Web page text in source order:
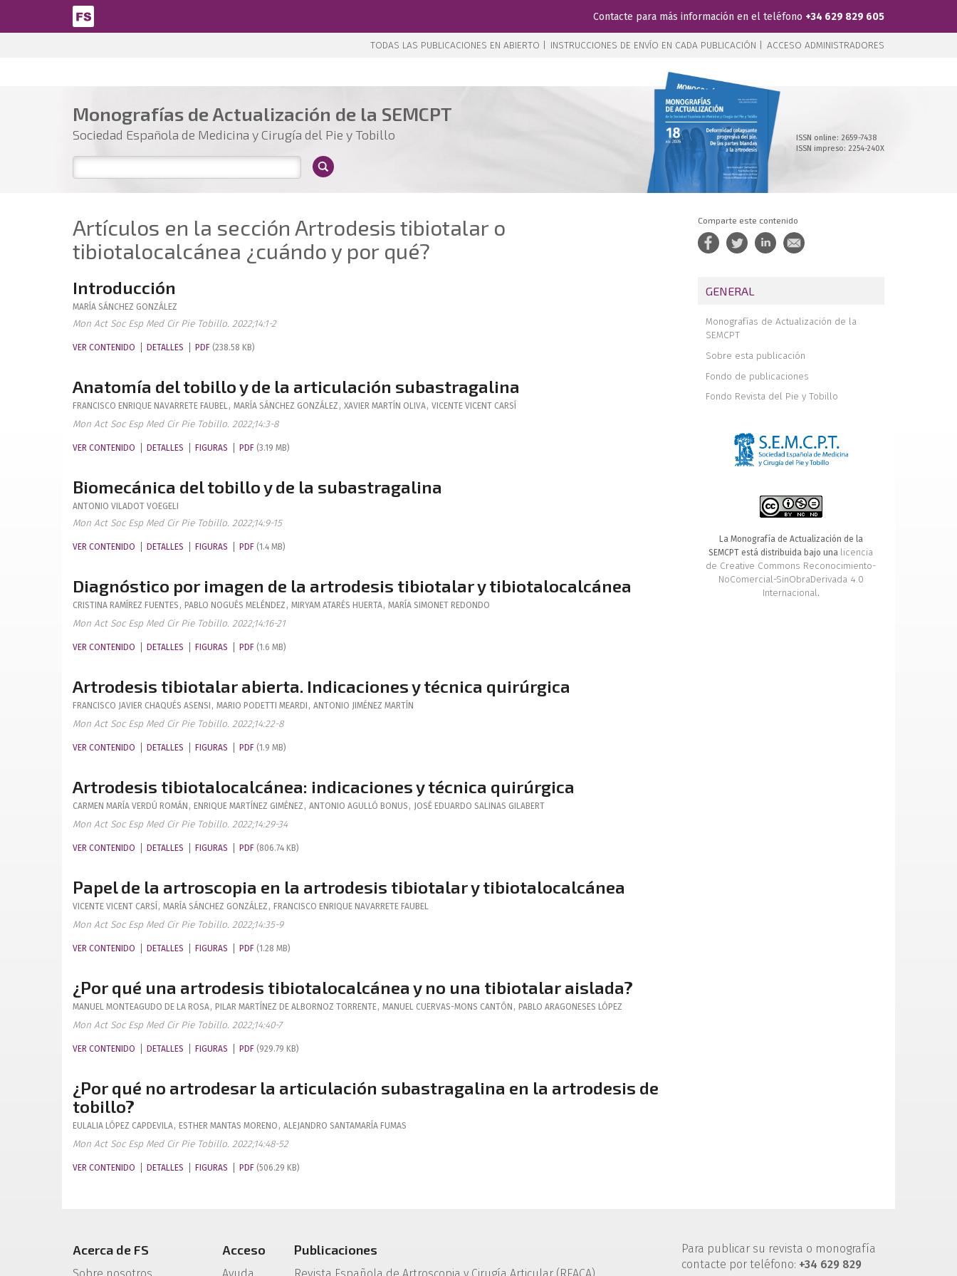
Pasar al contenido principal
Contacte para más información en el teléfono +34 629 829 605
TODAS LAS PUBLICACIONES EN ABIERTO | INSTRUCCIONES DE ENVÍO EN CADA PUBLICACIÓN | ACCESO ADMINISTRADORES
Monografías de Actualización de la SEMCPT
Sociedad Española de Medicina y Cirugía del Pie y Tobillo
ISSN online: 2659-7438
ISSN impreso: 2254-240X
Artículos en la sección Artrodesis tibiotalar o
tibiotalocalcánea ¿cuándo y por qué?
Introducción
MARÍA SÁNCHEZ GONZÁLEZ
Mon Act Soc Esp Med Cir Pie Tobillo. 2022;14:1-2
VER CONTENIDO DETALLES PDF (238.58 KB)
Anatomía del tobillo y de la articulación subastragalina
FRANCISCO ENRIQUE NAVARRETE FAUBEL, MARÍA SÁNCHEZ GONZÁLEZ , XAVIER MARTÍN OLIVA, VICENTE VICENT CARSÍ
Mon Act Soc Esp Med Cir Pie Tobillo. 2022;14:3-8
VER CONTENIDO DETALLES FIGURAS PDF (3.19 MB)
Biomecánica del tobillo y de la subastragalina
ANTONIO VILADOT VOEGELI
Mon Act Soc Esp Med Cir Pie Tobillo. 2022;14:9-15
VER CONTENIDO DETALLES FIGURAS PDF (1.4 MB)
Diagnóstico por imagen de la artrodesis tibiotalar y tibiotalocalcánea
CRISTINA RAMÍREZ FUENTES , PABLO NOGUÉS MELÉNDEZ , MIRYAM ATARÉS HUERTA, MARÍA SIMONET REDONDO
Mon Act Soc Esp Med Cir Pie Tobillo. 2022;14:16-21
VER CONTENIDO DETALLES FIGURAS PDF (1.6 MB)
Artrodesis tibiotalar abierta. Indicaciones y técnica quirúrgica
FRANCISCO JAVIER CHAQUÉS ASENSI , MARIO PODETTI MEARDI , ANTONIO JIMÉNEZ MARTÍN
Mon Act Soc Esp Med Cir Pie Tobillo. 2022;14:22-8
VER CONTENIDO DETALLES FIGURAS PDF (1.9 MB)
Artrodesis tibiotalocalcánea: indicaciones y técnica quirúrgica
CARMEN MARÍA VERDÚ ROMÁN , ENRIQUE MARTÍNEZ GIMÉNEZ , ANTONIO AGULLÓ BONUS , JOSÉ EDUARDO SALINAS GILABERT
Mon Act Soc Esp Med Cir Pie Tobillo. 2022;14:29-34
VER CONTENIDO DETALLES FIGURAS PDF (806.74 KB)
Papel de la artroscopia en la artrodesis tibiotalar y tibiotalocalcánea
VICENTE VICENT CARSÍ , MARÍA SÁNCHEZ GONZÁLEZ , FRANCISCO ENRIQUE NAVARRETE FAUBEL
Mon Act Soc Esp Med Cir Pie Tobillo. 2022;14:35-9
VER CONTENIDO DETALLES FIGURAS PDF (1.28 MB)
¿Por qué una artrodesis tibiotalocalcánea y no una tibiotalar aislada?
MANUEL MONTEAGUDO DE LA ROSA, PILAR MARTÍNEZ DE ALBORNOZ TORRENTE, MANUEL CUERVAS-MONS CANTÓN , PABLO ARAGONESES LÓPEZ
Mon Act Soc Esp Med Cir Pie Tobillo. 2022;14:40-7
VER CONTENIDO DETALLES FIGURAS PDF (929.79 KB)
¿Por qué no artrodesar la articulación subastragalina en la artrodesis de
tobillo?
EULALIA LÓPEZ CAPDEVILA, ESTHER MANTAS MORENO , ALEJANDRO SANTAMARÍA FUMAS
Mon Act Soc Esp Med Cir Pie Tobillo. 2022;14:48-52
VER CONTENIDO DETALLES FIGURAS PDF (506.29 KB)
Comparte este contenido
GENERAL
Monografías de Actualización de la
SEMCPT
Sobre esta publicación
Fondo de publicaciones
Fondo Revista del Pie y Tobillo
La Monografía de Actualización de la
SEMCPT está distribuida bajo una licencia
de Creative Commons Reconocimiento-
NoComercial-SinObraDerivada 4.0
Internacional.
Acerca de FS Acceso Publicaciones
Para publicar su revista o monografía
contacte por teléfono: +34 629 829